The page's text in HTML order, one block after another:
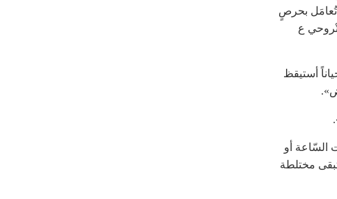
تُعامَل بحرصٍ
ع
أستيقظ
أو
مختلطة